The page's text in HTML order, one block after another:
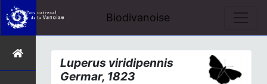
Biodivanoise
Luperus viridipennis
Germar, 1823